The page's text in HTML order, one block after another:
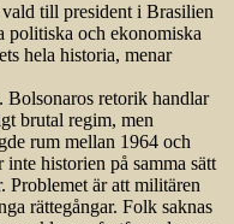
till president i Brasilien
politiska och ekonomiska
hela historia, menar
retorik handlar
brutal regim, men
rum mellan 1964 och
historien på samma sätt
Problemet är att militären
rättegångar. Folk saknas